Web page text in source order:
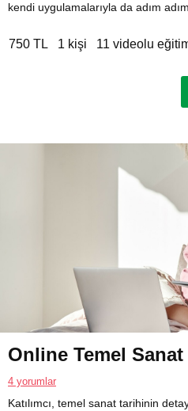
kendi uygulamalarıyla da adım
750 TL 1 kişi 11 videolu
Online Temel
4 yorumlar
Katılımcı, temel sanat tarihinin